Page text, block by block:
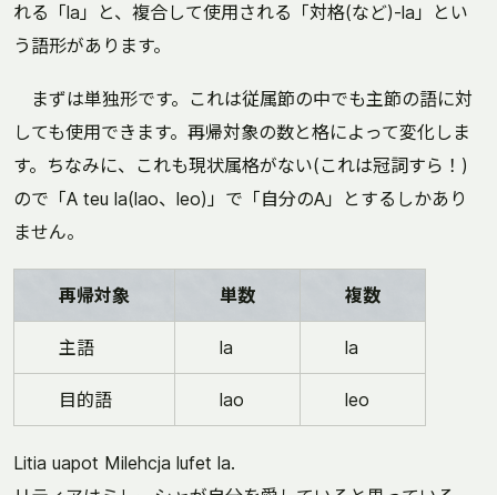
れる「la」と、複合して使用される「対格(など)-la」とい
う語形があります。
まずは単独形です。これは従属節の中でも主節の語に対
しても使用できます。再帰対象の数と格によって変化しま
す。ちなみに、これも現状属格がない(これは冠詞すら！)
ので「A teu la(lao、leo)」で「自分のA」とするしかあり
ません。
再帰対象 単数 複数
主語 la la
目的語 lao leo
Litia uapot Milehcja lufet la.